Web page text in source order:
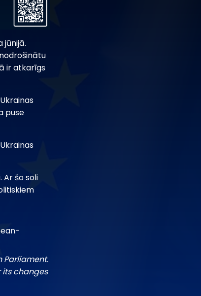
jūnijā.
ir atkarīgs
puse
Ar šo soli
Parliament.
its changes